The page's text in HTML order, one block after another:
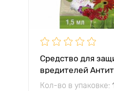
Средство для
вредителей
белокрылка
Кол-во в упаковке: